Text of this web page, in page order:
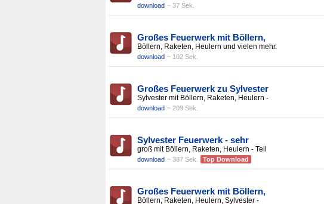
download ~ 37 Sek.
Großes Feuerwerk mit Böllern,
Böllern, Raketen, Heulern und vielen mehr.
download ~ 102 Sek.
Großes Feuerwerk zu Sylvester
Sylvester mit Böllern, Raketen, Heulern -
download ~ 209 Sek.
Sylvester Feuerwerk - sehr
groß mit Böllern, Raketen, Heulern - Teil
download ~ 387 Sek. Top Download
Großes Feuerwerk mit Böllern,
Böllern, Raketen, Heulern, Sylvester -